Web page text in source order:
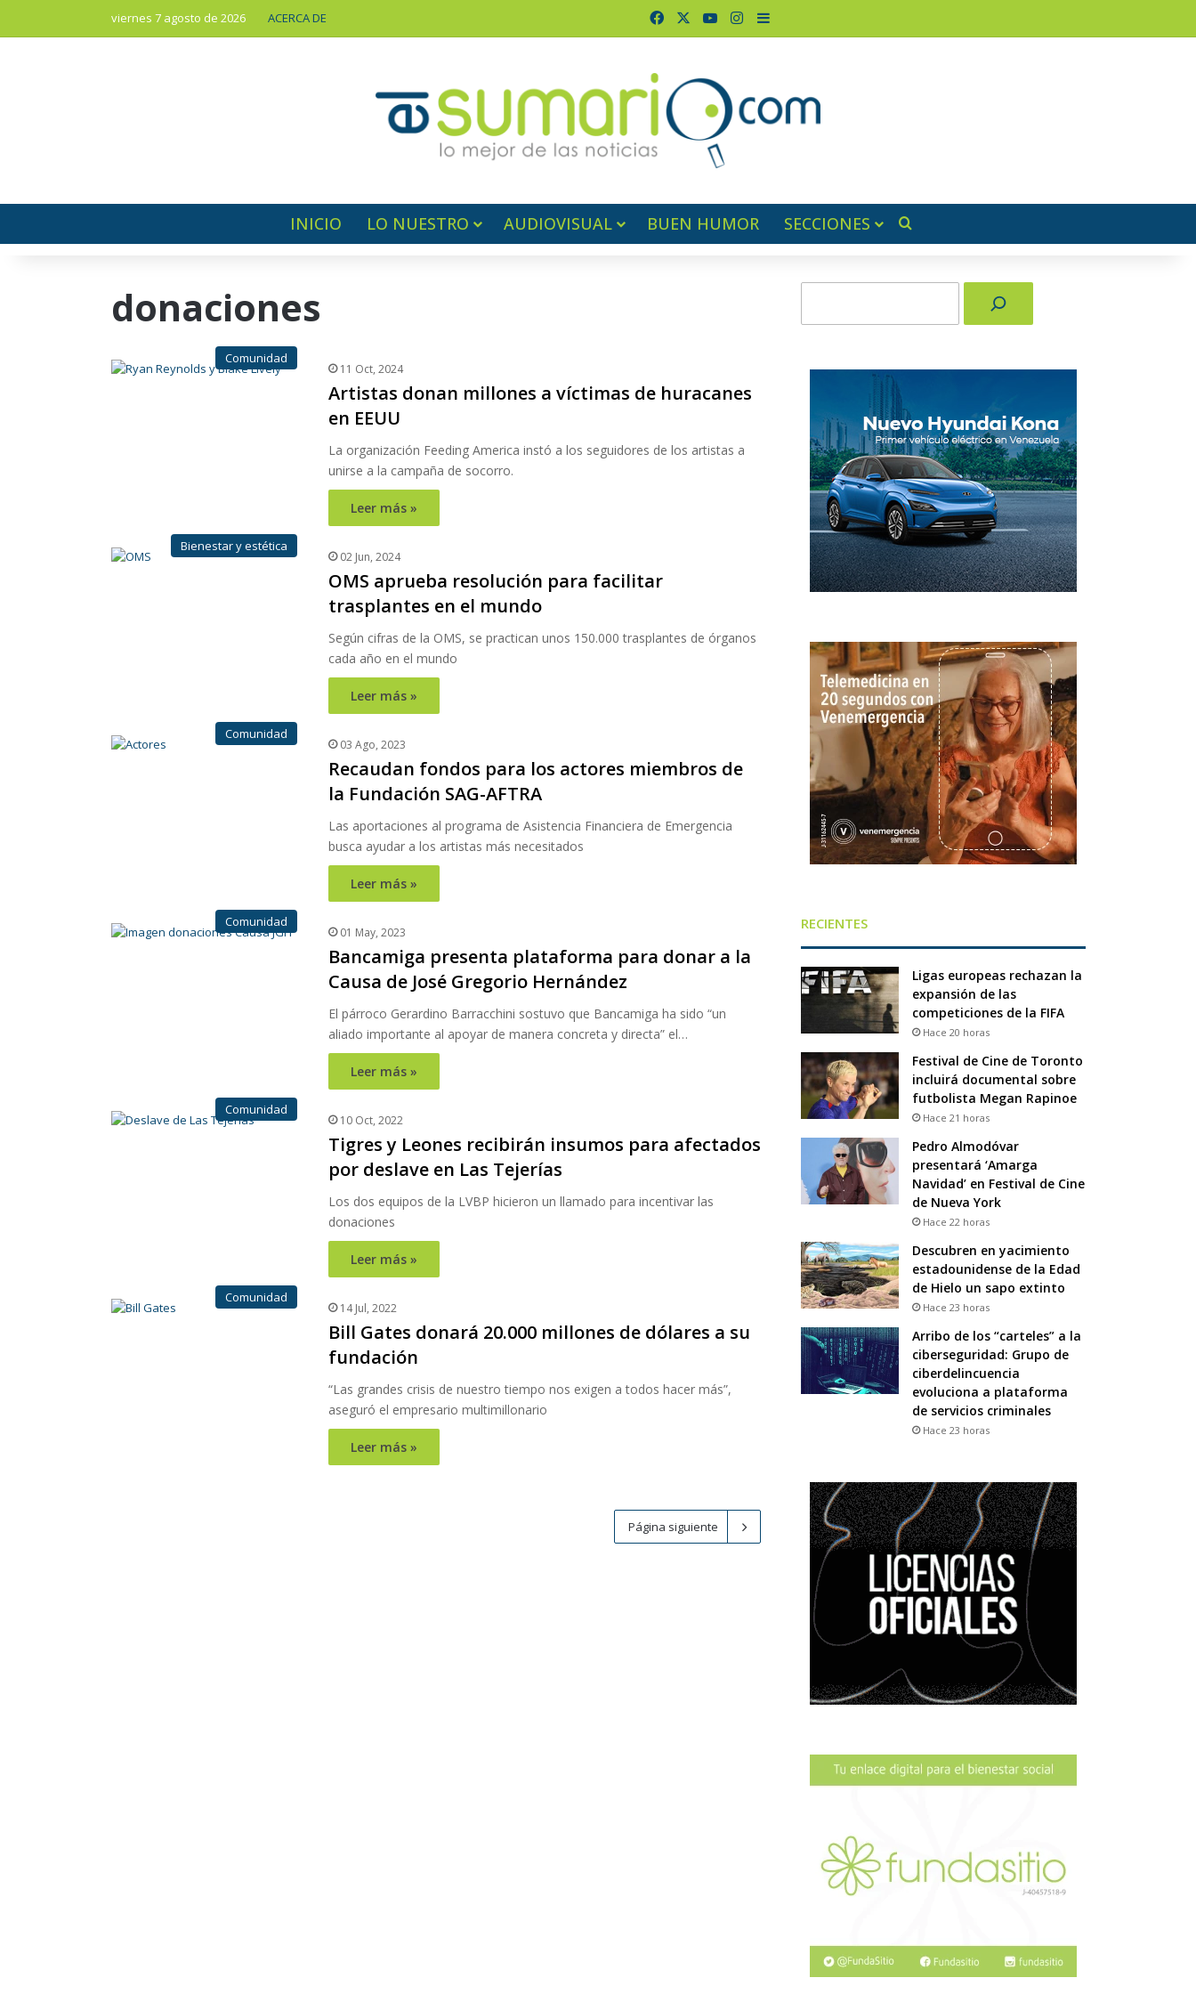
viernes 7 agosto de 2026 ACERCA DE FacebookYouTubeInstagram
Barra lateral
INICIO LO NUESTRO AUDIOVISUAL BUEN HUMOR SECCIONES
donaciones
Comunidad
11 Oct, 2024
Artistas donan millones a víctimas de huracanes
en EEUU
La organización Feeding America instó a los seguidores de los artistas a
unirse a la campaña de socorro.
Leer más »
Bienestar y estética
02 Jun, 2024
OMS aprueba resolución para facilitar
trasplantes en el mundo
Según cifras de la OMS, se practican unos 150.000 trasplantes de órganos
cada año en el mundo
Leer más »
Comunidad
03 Ago, 2023
Recaudan fondos para los actores miembros de
la Fundación SAG-AFTRA
Las aportaciones al programa de Asistencia Financiera de Emergencia
busca ayudar a los artistas más necesitados
Leer más »
Comunidad
01 May, 2023
Bancamiga presenta plataforma para donar a la
Causa de José Gregorio Hernández
El párroco Gerardino Barracchini sostuvo que Bancamiga ha sido “un
aliado importante al apoyar de manera concreta y directa” el…
Leer más »
Comunidad
10 Oct, 2022
Tigres y Leones recibirán insumos para afectados
por deslave en Las Tejerías
Los dos equipos de la LVBP hicieron un llamado para incentivar las
donaciones
Leer más »
Comunidad
14 Jul, 2022
Bill Gates donará 20.000 millones de dólares a su
fundación
“Las grandes crisis de nuestro tiempo nos exigen a todos hacer más”,
aseguró el empresario multimillonario
Leer más »
Página siguiente
RECIENTES
Ligas europeas rechazan la
expansión de las
competiciones de la FIFA
Hace 20 horas
Festival de Cine de Toronto
incluirá documental sobre
futbolista Megan Rapinoe
Hace 21 horas
Pedro Almodóvar
presentará ‘Amarga
Navidad’ en Festival de Cine
de Nueva York
Hace 22 horas
Descubren en yacimiento
estadounidense de la Edad
de Hielo un sapo extinto
Hace 23 horas
Arribo de los “carteles” a la
ciberseguridad: Grupo de
ciberdelincuencia
evoluciona a plataforma
de servicios criminales
Hace 23 horas